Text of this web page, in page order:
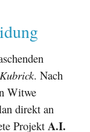
. Nach
Witwe
direkt an
ProjektA.I.